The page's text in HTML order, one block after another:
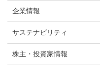
企業情報
サステナビリティ
株主・投資家情報